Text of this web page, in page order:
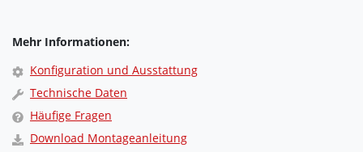
Mehr Informationen:
Konfiguration und Ausstattung
Technische Daten
Häufige Fragen
Download Montageanleitung